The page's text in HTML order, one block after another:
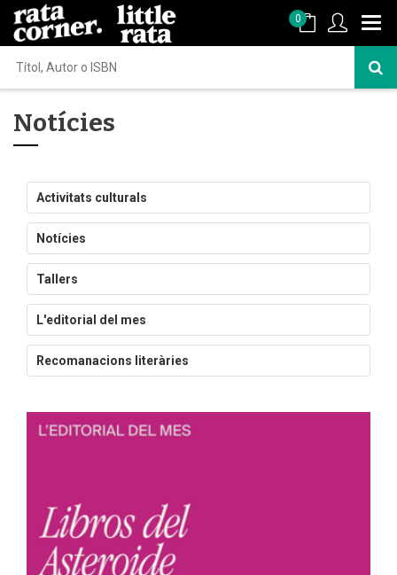
0
Notícies
Activitats culturals
Notícies
Tallers
L'editorial del mes
Recomanacions literàries